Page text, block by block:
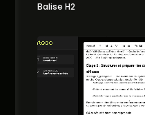
Balise H2